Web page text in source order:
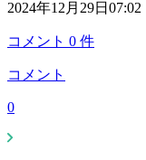
2024年12月29日07:02
コメント 0 件
コメント
0